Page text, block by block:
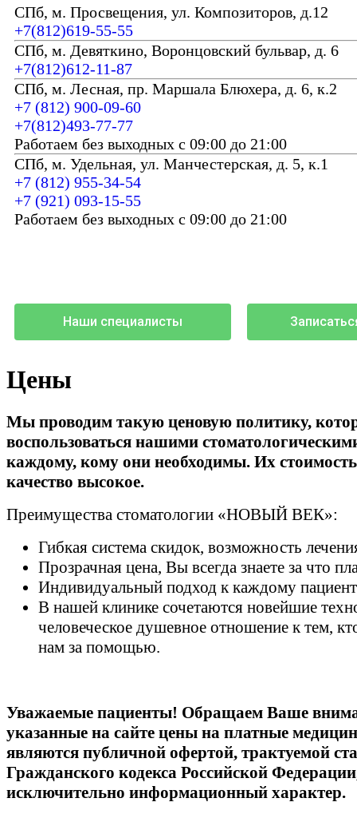
СПб, м. Просвещения, ул. Композиторов, д.12
+7(812)619-55-55
СПб, м. Девяткино, Воронцовский бульвар, д. 6
+7(812)612-11-87
СПб, м. Лесная, пр. Маршала Блюхера, д. 6, к.2
+7 (812) 900-09-60
+7(812)493-77-77
Работаем без выходных с 09:00 до 21:00
СПб, м. Удельная, ул. Манчестерская, д. 5, к.1
+7 (812) 955-34-54
+7 (921) 093-15-55
Работаем без выходных с 09:00 до 21:00
Наши специалисты
Цены
Мы проводим такую ценовую политику,
воспользоваться нашими
каждому, кому они необходимы. Их
качество высокое.
Преимущества стоматологии «НОВЫЙ ВЕК»:
Гибкая система скидок, возможность
Прозрачная цена, Вы всегда знаете за что
Индивидуальный подход к каждому
В нашей клинике сочетаются новейшие
человеческое душевное отношение к тем,
нам за помощью.
Уважаемые пациенты! Обращаем Ваше
указанные на сайте цены на платные
являются публичной офертой, трактуемой
Гражданского кодекса Российской
исключительно информационный характер.